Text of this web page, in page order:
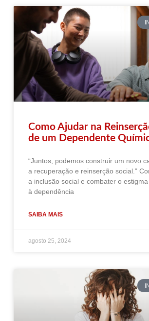
Como Ajudar na
de um Dependente
“Juntos, podemos construir um novo
a recuperação e reinserção social.”
a inclusão social e combater o
à dependência
SAIBA MAIS
agosto 25, 2024